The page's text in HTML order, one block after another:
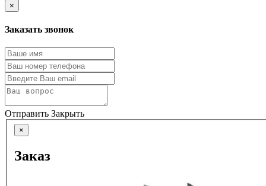
×
Заказать звонок
Отправить Закрыть
×
Заказ